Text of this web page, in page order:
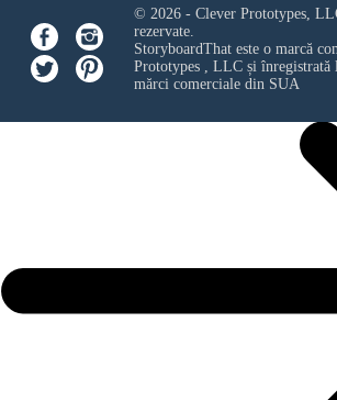
© 2026 - Clever Prototypes,
rezervate.
StoryboardThat este o marcă
Prototypes , LLCși înregistrată
mărci comerciale din SUA